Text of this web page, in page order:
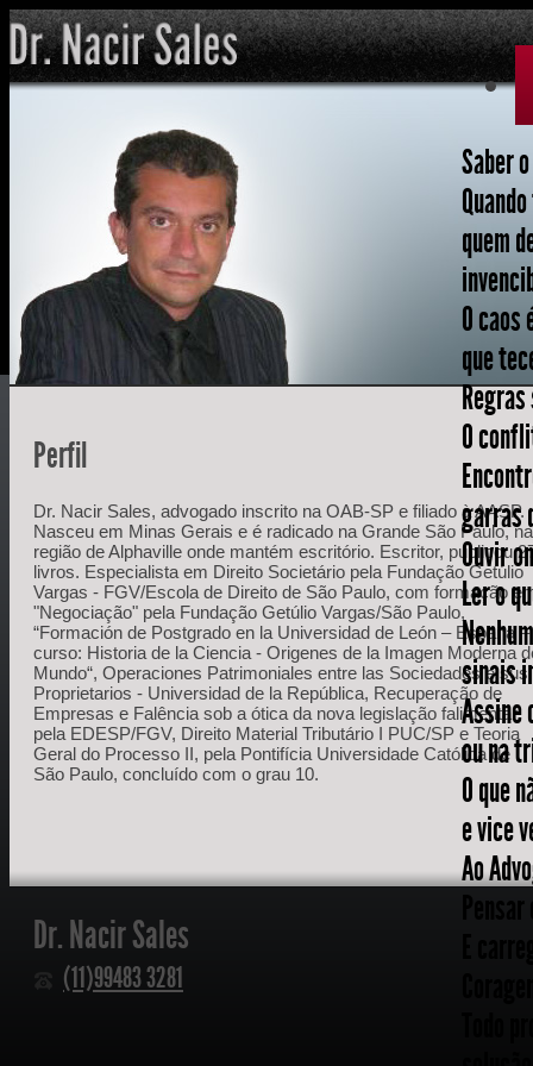
Saber
quem
O
que
O
garras
Ouvir
Ler o
sinais
Assine
ou na
O que
e vice
Ao
Perfil
Dr. Nacir Sales, advogado inscrito na OAB-SP e filiado à AASP.
Nasceu em Minas Gerais e é radicado na Grande São Paulo, na
região de Alphaville onde mantém escritório. Escritor, publicou
livros. Especialista em Direito Societário pela Fundação Getúlio
Vargas - FGV/Escola de Direito de São Paulo, com formação
"Negociação" pela Fundação Getúlio Vargas/São Paulo,
“Formación de Postgrado en la Universidad de León – España –
curso: Historia de la Ciencia - Origenes de la Imagen Moderna
Mundo“, Operaciones Patrimoniales entre las Sociedades e sus
Proprietarios - Universidad de la República, Recuperação de
Empresas e Falência sob a ótica da nova legislação falimentar
pela EDESP/FGV, Direito Material Tributário I PUC/SP e Teoria
Geral do Processo II, pela Pontifícia Universidade Católica de
São Paulo, concluído com o grau 10.
Dr. Nacir Sales
(11)99483 3281